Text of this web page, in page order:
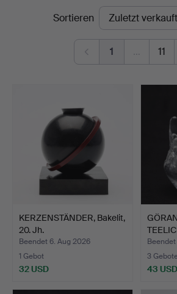
EndpreiseSortieren
1 … 11
KERZENSTÄNDER, Bakelit,
20. Jh.
Beendet 6. Aug 2026
1 Gebot
32 USD
Glas
3
43 USD